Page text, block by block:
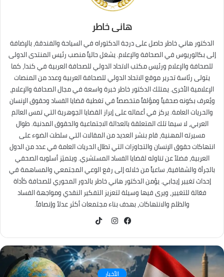
هانى خاطر
الدكتور هاني خاطر حاصل على درجة الدكتوراه في السياحة والفندقة، بالإضافة
إلى بكالوريوس في الصحافة والإعلام. يشغل حالياً منصب رئيس المنتدى الدولى
للصحافة والإعلام ورئيس مكتب الاتحاد الدولي للصحافة العربية في كندا، كما
يتولى رئاسة تحرير موقع الاتحاد الدولي للصحافة العربية وعدد من المنصات
الإعلامية الأخرى. يمتلك الدكتور خاطر خبرة واسعة في مجال الصحافة والإعلام،
ويُعرف بكونه صحفياً ومؤلفاً متخصصاً في تغطية قضايا الفساد وحقوق الإنسان
والحريات العامة. يركز في أعماله على إبراز القضايا الجوهرية التي تمس العالم
العربي، لا سيما تلك المتعلقة بالعدالة الاجتماعية والحقوق المدنية. طوال
مسيرته المهنية، قام بنشر العديد من المقالات التي سلطت الضوء على
انتهاكات حقوق الإنسان والتجاوزات التي تطال الحريات العامة في عدد من الدول
العربية، فضلاً عن تناوله لقضايا الفساد المستشري. ويتميّز أسلوبه الصحفي
بالجرأة والشفافية، ساعياً من خلاله إلى رفع الوعي المجتمعي والمساهمة في
إحداث تغيير إيجابي. يؤمن الدكتور هاني خاطر بالدور المحوري للصحافة كأداة
فعّالة للتغيير، ويرى فيها وسيلة لتعزيز التفكير النقدي ومواجهة الفساد
والظلم والانتهاكات، بهدف بناء مجتمعات أكثر عدلاً وإنصافاً.